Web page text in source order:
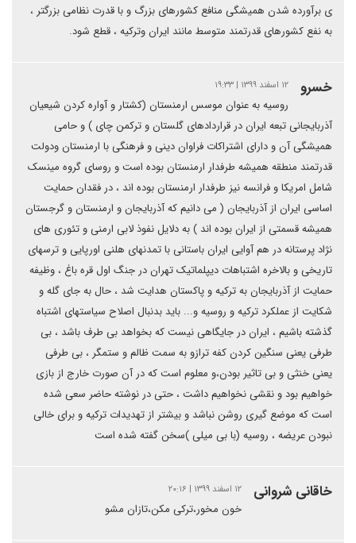
ی برآورده شدن همیشگی منافع کشورهای بزرگ و با قدرت نظامی بزرگتر ،
به نفع کشورهای قدرتمند متوسط مانند ایران وترکیه ، قطع شود.
خسرو ۱۲ اسفند ۱۳۹۹ | ۱۹:۳۳
روسیه به عنوان موسس ارمنستان (کشتار و آواره کردن شیعیان
آذربایجانی تبعه ایران در قراردادهای گلستان و ترکمن چای ) و حامی
همیشگی آن و دارای اشتراکات فراوان دینی و فرهنگی با ارمنستان ودولت
قدرتمند منطقه همیشه طرفدار ارمنستان بوده است و روسای گروه مینسک
شامل امریکا و فرانسه نیز طرفدار ارمنستان بوده اند ، در فقدان حمایت
اساسی ایران از آذربایجان ( می دانیم که آذربایجان و ارمنستان و گرجستان
همیشه قسمتی از ایران بوده اند ) به دلایل نفوذ لابی ارمنی و تئوری های
نژاد پرستانه در هم آوایی ایران باستانی با تمدنهای هلنی اورپایی و ترسهای
تاریخی و بالاخره اشتباهات دیپلماتیک تهران در جنگ اول قره باغ ، وظیفه
حمایت از آذربایجان به ترکیه و پاکستان هدایت شد ، حال به جای گله و
شکایت از عملکرد ترکیه و روسیه و... باید بدنبال اصلاح سیاستهای اشتباه
گذشته باشیم ، ایران در جایگاهی نیست که بخواهد بی طرف باشد ، بی
طرفی یعنی سنگین کردن کفه ترازو به سمت ظالم و ستمگر ، بی طرفی
یعنی خنثی و بی تاثیر بودن،و معلوم است که در آن صورت خارج از بازی
خواهیم بود و نقشی نخواهیم داشت ، حتی در نوشته حاضر سعی شده
است که موضع گیری روشن نباشد و بیشتر از تهدیدات ترکیه و برای خالی
نبودن عریضه ، روسیه (با بی میلی )سخن گفته شده است
خاقانی شروانی ۱۲ اسفند ۱۳۹۹ | ۲۰:۱۶
خون مخور،ترکی مکن،تازان مشو